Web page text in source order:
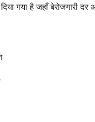
दिया गया है जहाँ बेरोजगारी